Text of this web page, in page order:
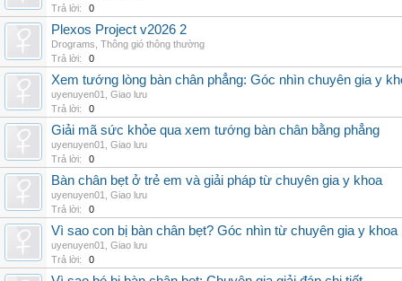
Trả lời:
0
Plexos Project v2026 2
Drograms Thông gió thông thường
Trả lời:
0
Xem tướng lòng bàn chân phẳng: Góc nhìn chuyên gia y
uyenuyen01
Giao lưu
Trả lời:
0
Giải mã sức khỏe qua xem tướng bàn chân bằng phẳng
uyenuyen01
Giao lưu
Trả lời:
0
Bàn chân bẹt ở trẻ em và giải pháp từ chuyên gia y khoa
uyenuyen01
Giao lưu
Trả lời:
0
Vì sao con bị bàn chân bẹt? Góc nhìn từ chuyên gia y khoa
uyenuyen01
Giao lưu
Trả lời:
0